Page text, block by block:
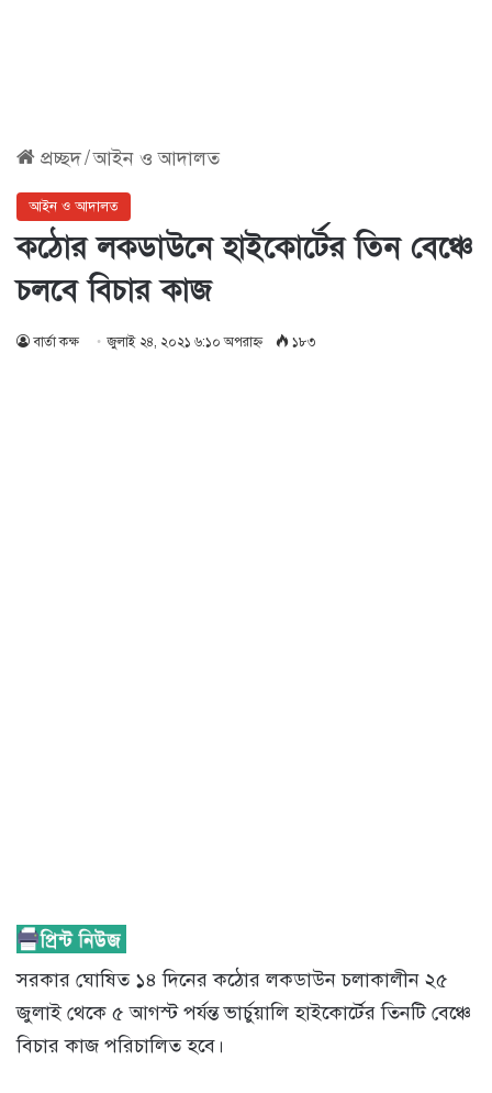
প্রচ্ছদ/আইন ও আদালত
আইন ও আদালত
কঠোর লকডাউনে হাইকোর্টের তিন বেঞ্চে
চলবে বিচার কাজ
বার্তা কক্ষ জুলাই ২৪, ২০২১ ৬:১০ অপরাহ্ণ ১৮৩
সরকার ঘোষিত ১৪ দিনের কঠোর লকডাউন চলাকালীন ২৫
জুলাই থেকে ৫ আগস্ট পর্যন্ত ভার্চুয়ালি হাইকোর্টের তিনটি বেঞ্চে
বিচার কাজ পরিচালিত হবে।